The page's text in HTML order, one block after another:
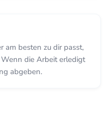
am besten zu dir passt,
die Arbeit erledigt
abgeben.